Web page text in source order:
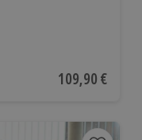
24 Bewertungen
Aktueller Preis
109,90 €